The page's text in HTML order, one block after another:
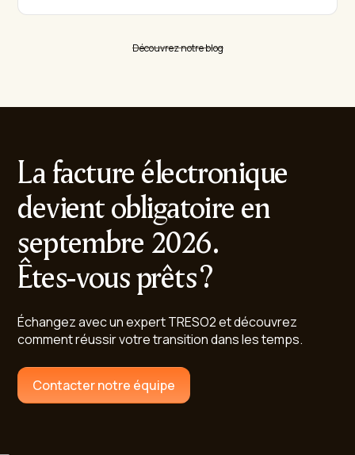
Découvrez notre blog
La facture électronique
devient obligatoire en
septembre 2026.
Êtes-vous prêts ?
Échangez avec un expert TRESO2 et découvrez
comment réussir votre transition dans les temps.
Contacter notre équipe